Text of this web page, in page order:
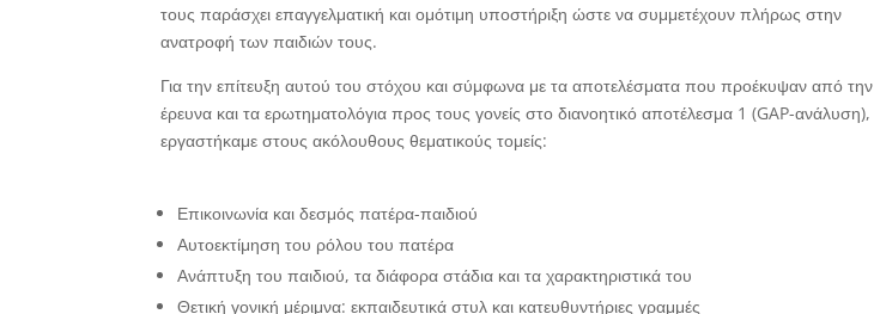
τους παράσχει επαγγελματική και ομότιμη υποστήριξη ώστε να συμμετέχουν πλήρως στην
ανατροφή των παιδιών τους.
Για την επίτευξη αυτού του στόχου και σύμφωνα με τα αποτελέσματα που προέκυψαν από την
έρευνα και τα ερωτηματολόγια προς τους γονείς στο διανοητικό αποτέλεσμα 1 (GAP-ανάλυση),
εργαστήκαμε στους ακόλουθους θεματικούς τομείς:
Επικοινωνία και δεσμός πατέρα-παιδιού
Αυτοεκτίμηση του ρόλου του πατέρα
Ανάπτυξη του παιδιού, τα διάφορα στάδια και τα χαρακτηριστικά του
Θετική γονική μέριμνα: εκπαιδευτικά στυλ και κατευθυντήριες γραμμές